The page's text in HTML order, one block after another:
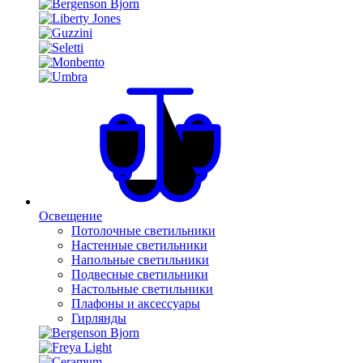
Освещение
Потолочные светильники
Настенные светильники
Напольные светильники
Подвесные светильники
Настольные светильники
Плафоны и аксессуары
Гирлянды